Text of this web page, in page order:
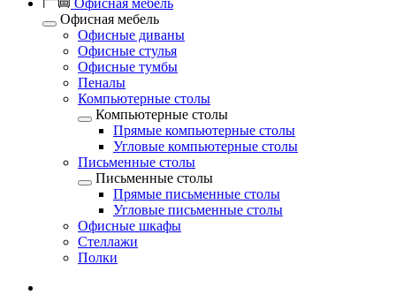
Офисная мебель
Офисная мебель
Офисные диваны
Офисные стулья
Офисные тумбы
Пеналы
Компьютерные столы
Компьютерные столы
Прямые компьютерные столы
Угловые компьютерные столы
Письменные столы
Письменные столы
Прямые письменные столы
Угловые письменные столы
Офисные шкафы
Стеллажи
Полки